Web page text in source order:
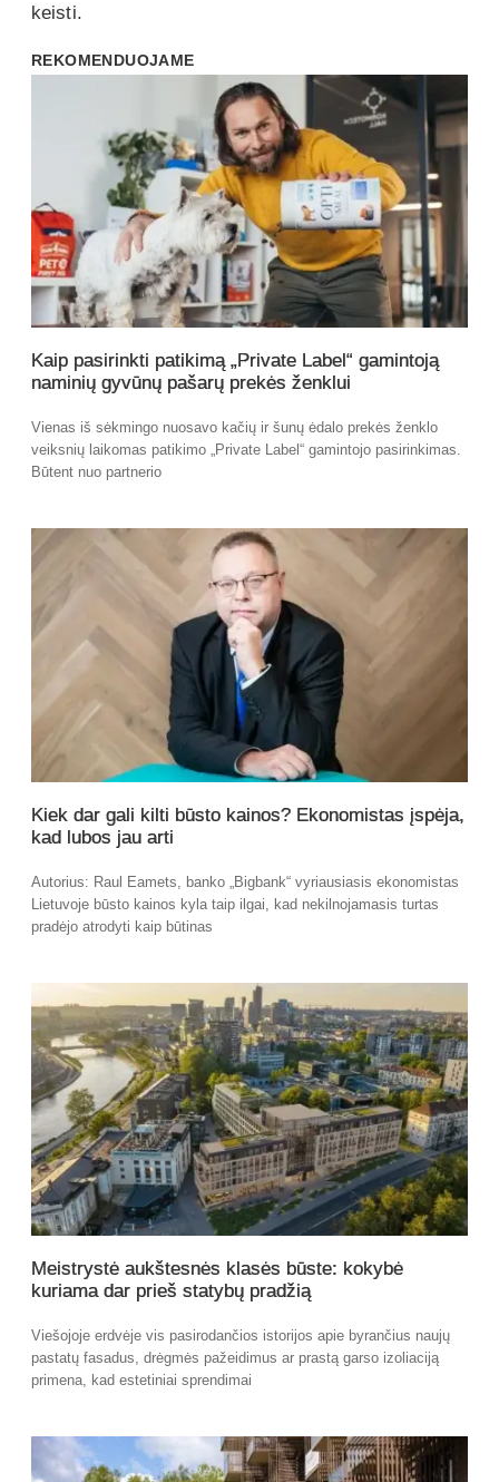
keisti.
REKOMENDUOJAME
Kaip pasirinkti patikimą „Private Label“ gamintoją
naminių gyvūnų pašarų prekės ženklui
Vienas iš sėkmingo nuosavo kačių ir šunų ėdalo prekės ženklo
veiksnių laikomas patikimo „Private Label“ gamintojo pasirinkimas.
Būtent nuo partnerio
Kiek dar gali kilti būsto kainos? Ekonomistas įspėja,
kad lubos jau arti
Autorius: Raul Eamets, banko „Bigbank“ vyriausiasis ekonomistas
Lietuvoje būsto kainos kyla taip ilgai, kad nekilnojamasis turtas
pradėjo atrodyti kaip būtinas
Meistrystė aukštesnės klasės būste: kokybė
kuriama dar prieš statybų pradžią
Viešojoje erdvėje vis pasirodančios istorijos apie byrančius naujų
pastatų fasadus, drėgmės pažeidimus ar prastą garso izoliaciją
primena, kad estetiniai sprendimai